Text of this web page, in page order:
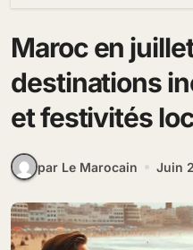
Maroc en
destinations
et festivités
par Le Marocain Juin